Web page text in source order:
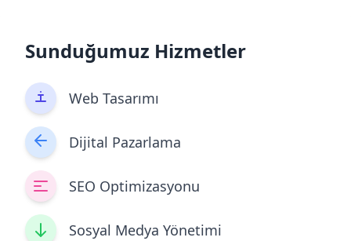
Sunduğumuz Hizmetler
Web Tasarımı
Dijital Pazarlama
SEO Optimizasyonu
Sosyal Medya Yönetimi